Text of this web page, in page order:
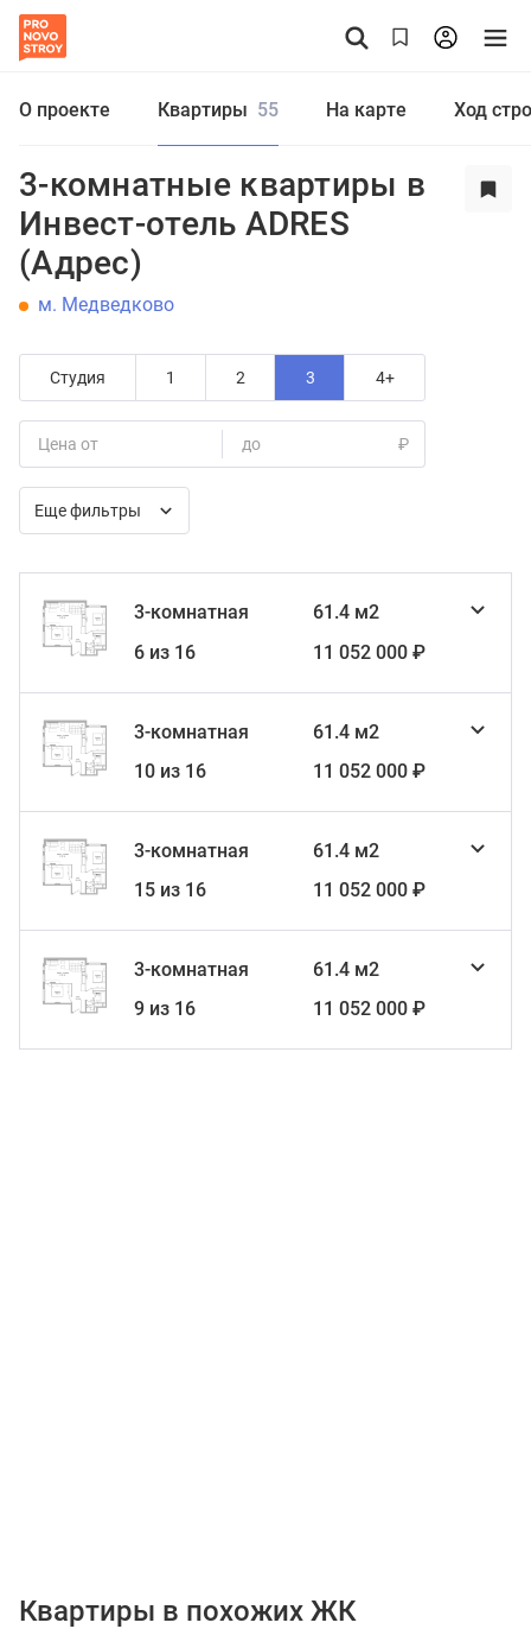
О проекте Квартиры 55 На карте Ход
3-комнатные квартиры в
Инвест-отель ADRES
(Адрес)
м. Медведково
Студия 1 2 3 4+
Цена от до ₽
Еще фильтры
3-комнатная
61.4 м2
6 из 16
11 052 000 ₽
3-комнатная
61.4 м2
10 из 16
11 052 000 ₽
3-комнатная
61.4 м2
15 из 16
11 052 000 ₽
3-комнатная
61.4 м2
9 из 16
11 052 000 ₽
Квартиры в похожих ЖК